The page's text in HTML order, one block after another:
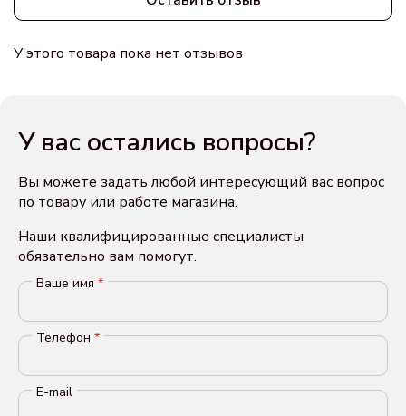
У этого товара пока нет отзывов
У вас остались вопросы?
Вы можете задать любой интересующий вас вопрос
по товару или работе магазина.
Наши квалифицированные специалисты
обязательно вам помогут.
Ваше имя *
Телефон *
E-mail